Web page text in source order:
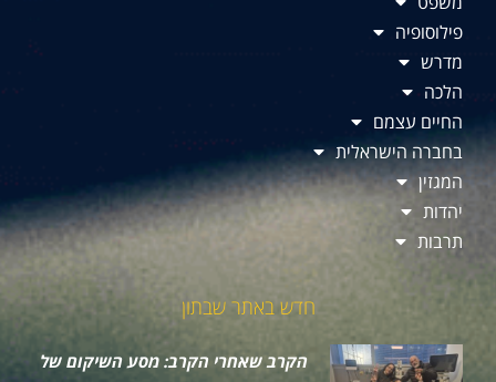
פילוסופיה
מדרש
הלכה
החיים עצמם
בחברה הישראלית
המגזין
יהדות
תרבות
חדש באתר שבתון
הקרב שאחרי הקרב: מסע השיקום של